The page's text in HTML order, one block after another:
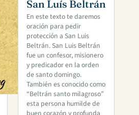
San Luís Beltrán
En este texto te daremos
oración para pedir
protección a San Luis
Beltrán. San Luis Beltrán
fue un confesor, misionero
y predicador en la orden
de santo domingo.
También es conocido como
“Beltrán santo milagroso”
esta persona humilde de